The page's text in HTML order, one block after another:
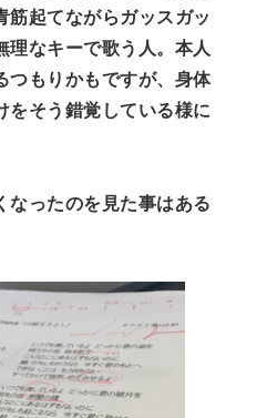
筋起てながらガッスガッ
理なキーで歌う人。本人
つもりかもですが、身体
をそう錯覚している様に
なったのを見た事はある